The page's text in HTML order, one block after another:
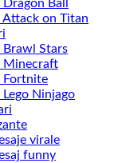
Dragon Ball
Attack on Titan
Brawl Stars
Minecraft
Fortnite
Ninjago
virale
funny